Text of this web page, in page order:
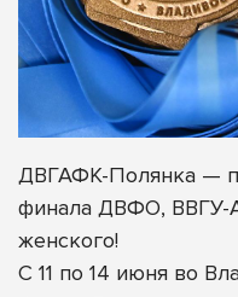
ДВГАФК-Полянка —
финала ДВФО, ВВГУ-
женского!
С 11 по 14 июня во